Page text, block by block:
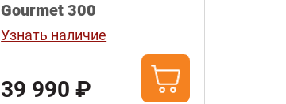
Gourmet 300
Узнать наличие
39 990 ₽